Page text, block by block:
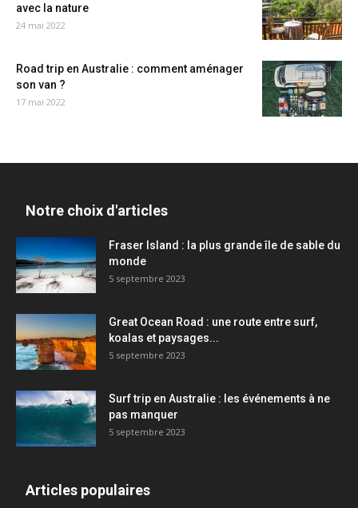
avec la nature
24 mai 2022
Road trip en Australie : comment aménager
son van ?
17 mai 2022
Notre choix d'articles
Fraser Island : la plus grande île de sable du
monde
5 septembre 2023
Great Ocean Road : une route entre surf,
koalas et paysages...
5 septembre 2023
Surf trip en Australie : les événements à ne
pas manquer
5 septembre 2023
Articles populaires